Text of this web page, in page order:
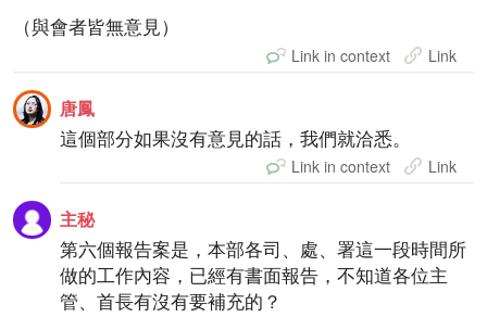
（與會者皆無意見）
Link in context Link
唐鳳
這個部分如果沒有意見的話，我們就洽悉。
Link in context Link
主秘
第六個報告案是，本部各司、處、署這一段時間所
做的工作內容，已經有書面報告，不知道各位主
管、首長有沒有要補充的？